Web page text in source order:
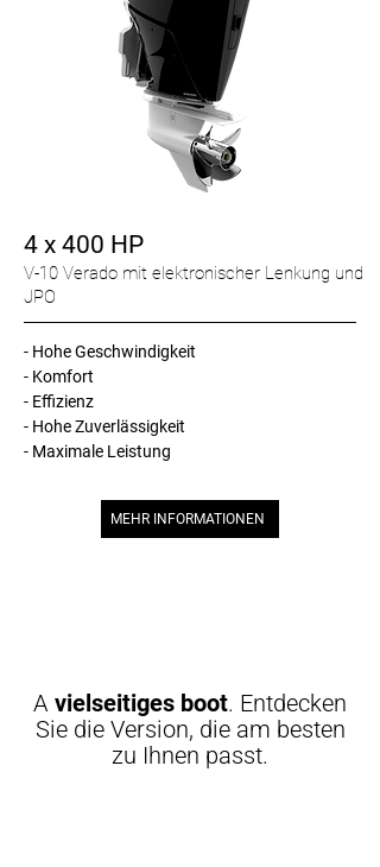
4 x 400 HP
V-10 Verado mit elektronischer Lenkung und
JPO
- Hohe Geschwindigkeit
- Komfort
- Effizienz
- Hohe Zuverlässigkeit
- Maximale Leistung
MEHR INFORMATIONEN
A vielseitiges boot. Entdecken
Sie die Version, die am besten
zu Ihnen passt.